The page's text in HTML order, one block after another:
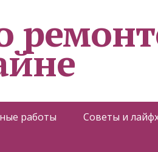
работы Советы и